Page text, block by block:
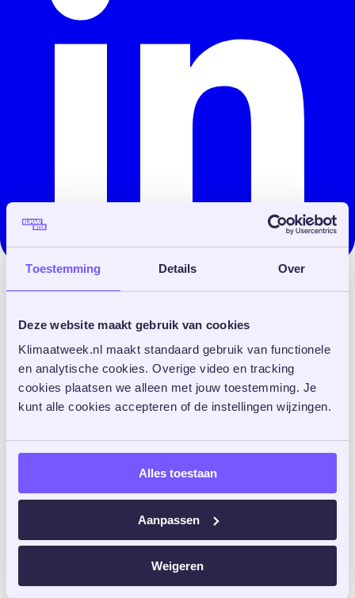
Toestemming Details Over
Deze website maakt gebruik van cookies
Klimaatweek.nl maakt standaard gebruik van functionele
en analytische cookies. Overige video en tracking
cookies plaatsen we alleen met jouw toestemming. Je
kunt alle cookies accepteren of de instellingen wijzingen.
Alles toestaan
Aanpassen
Weigeren